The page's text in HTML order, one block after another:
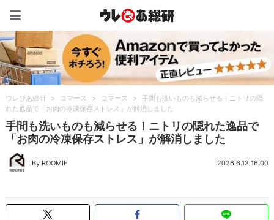
ウレぴあ総研 > コマース > コマース >
手間も洗いものも減らせる！ニトリの隠
れた逸品で「お肉の冷凍保存ストレス」が解消しました
手間も洗いものも減らせる！ニトリの隠れた逸品で
「お肉の冷凍保存ストレス」が解消しました
By ROOMIE 2026.6.13 16:00